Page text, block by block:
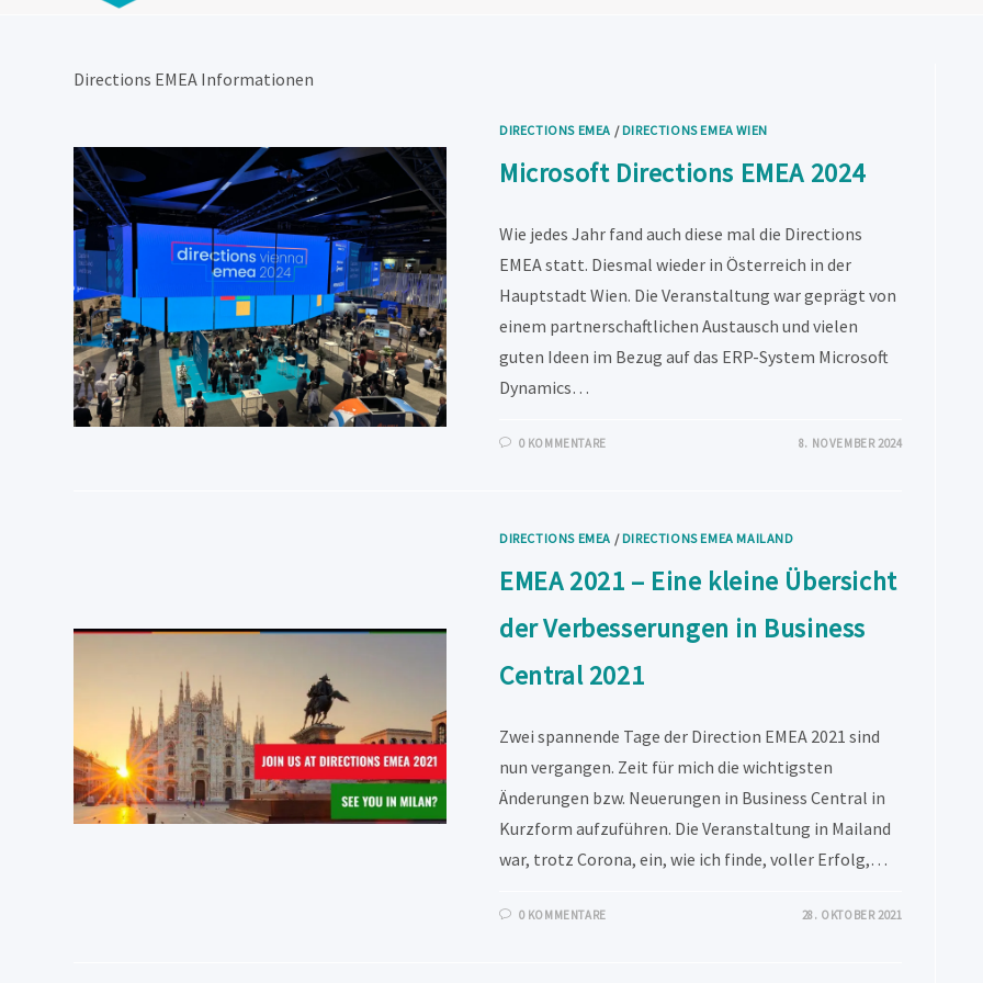
Directions EMEA Informationen
DIRECTIONS EMEA / DIRECTIONS EMEA WIEN
Microsoft Directions EMEA 2024
Wie jedes Jahr fand auch diese mal die Directions
EMEA statt. Diesmal wieder in Österreich in der
Hauptstadt Wien. Die Veranstaltung war geprägt von
einem partnerschaftlichen Austausch und vielen
guten Ideen im Bezug auf das ERP-System Microsoft
Dynamics…
0 KOMMENTARE 8. NOVEMBER 2024
DIRECTIONS EMEA / DIRECTIONS EMEA MAILAND
EMEA 2021 – Eine kleine Übersicht
der Verbesserungen in Business
Central 2021
Zwei spannende Tage der Direction EMEA 2021 sind
nun vergangen. Zeit für mich die wichtigsten
Änderungen bzw. Neuerungen in Business Central in
Kurzform aufzuführen. Die Veranstaltung in Mailand
war, trotz Corona, ein, wie ich finde, voller Erfolg,…
0 KOMMENTARE 28. OKTOBER 2021